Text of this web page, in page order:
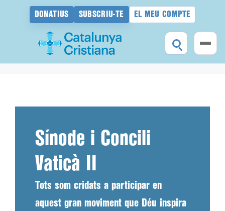
DONATIUS SUBSCRIU-TE EL MEU COMPTE
Sínode i Concili
Vaticà II
Tots som cridats a participar en
aquest gran moviment que Déu inspira